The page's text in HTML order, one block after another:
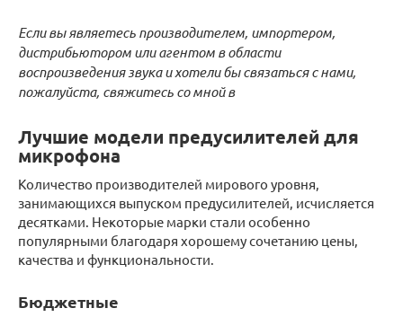
Если вы являетесь производителем, импортером,
дистрибьютором или агентом в области
воспроизведения звука и хотели бы связаться с нами,
пожалуйста, свяжитесь со мной в
Лучшие модели предусилителей для
микрофона
Количество производителей мирового уровня,
занимающихся выпуском предусилителей, исчисляется
десятками. Некоторые марки стали особенно
популярными благодаря хорошему сочетанию цены,
качества и функциональности.
Бюджетные